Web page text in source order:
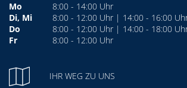
Mo
8:00 - 14:00 Uhr
Di, Mi
8:00 - 12:00 Uhr | 14:00 - 16:00
Do
8:00 - 12:00 Uhr | 14:00 - 18:00
Fr
8:00 - 12:00 Uhr
IHR WEG ZU UNS